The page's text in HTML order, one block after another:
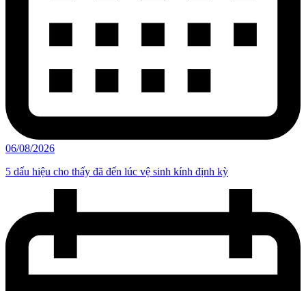
06/08/2026
5 dấu hiệu cho thấy đã đến lúc vệ sinh kính định kỳ